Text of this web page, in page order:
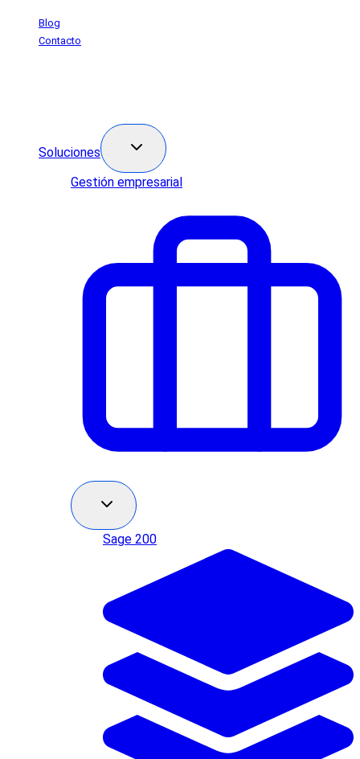
SaltarBlog
Contacto
Soluciones
Gestión empresarial
Sage 200